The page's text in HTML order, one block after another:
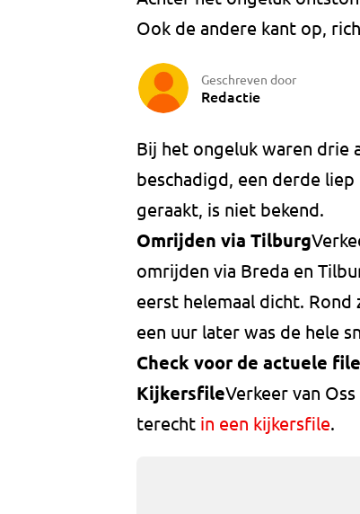
Ook de andere kant op,
Geschreven door
Redactie
Bij het ongeluk waren drie
beschadigd, een derde
geraakt, is niet bekend.
Omrijden via Tilburg
omrijden via Breda en
eerst helemaal dicht.
een uur later was de hele
Check voor de actuele
KijkersfileVerkeer van
terecht in een kijkersfile.